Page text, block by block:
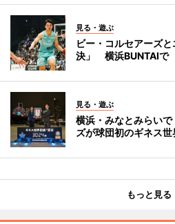
見る・遊ぶ
ビー・コルセアーズ
決」 横浜BUNTAIで
見る・遊ぶ
横浜・みなとみらい
ズが球団初のギネス
もっと見る